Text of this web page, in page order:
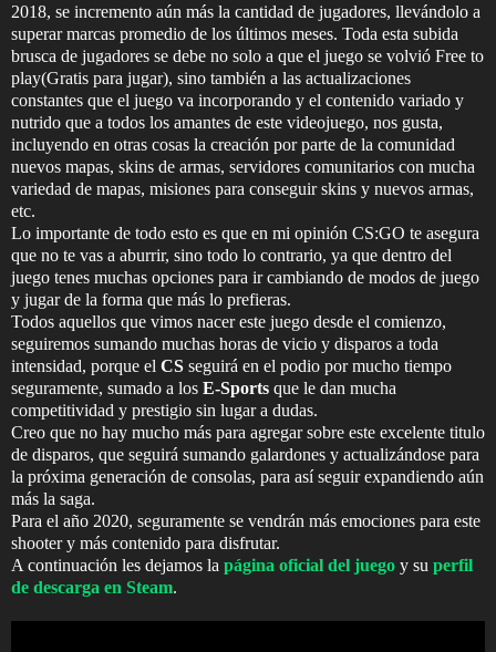
2018, se incremento aún más la cantidad de jugadores, llevándolo a
superar marcas promedio de los últimos meses. Toda esta subida
brusca de jugadores se debe no solo a que el juego se volvió Free to
play(Gratis para jugar), sino también a las actualizaciones
constantes que el juego va incorporando y el contenido variado y
nutrido que a todos los amantes de este videojuego, nos gusta,
incluyendo en otras cosas la creación por parte de la comunidad
nuevos mapas, skins de armas, servidores comunitarios con mucha
variedad de mapas, misiones para conseguir skins y nuevos armas,
etc.
Lo importante de todo esto es que en mi opinión CS:GO te asegura
que no te vas a aburrir, sino todo lo contrario, ya que dentro del
juego tenes muchas opciones para ir cambiando de modos de juego
y jugar de la forma que más lo prefieras.
Todos aquellos que vimos nacer este juego desde el comienzo,
seguiremos sumando muchas horas de vicio y disparos a toda
intensidad, porque el CS seguirá en el podio por mucho tiempo
seguramente, sumado a los E-Sports que le dan mucha
competitividad y prestigio sin lugar a dudas.
Creo que no hay mucho más para agregar sobre este excelente titulo
de disparos, que seguirá sumando galardones y actualizándose para
la próxima generación de consolas, para así seguir expandiendo aún
más la saga.
Para el año 2020, seguramente se vendrán más emociones para este
shooter y más contenido para disfrutar.
A continuación les dejamos la página oficial del juego y su perfil
de descarga en Steam.